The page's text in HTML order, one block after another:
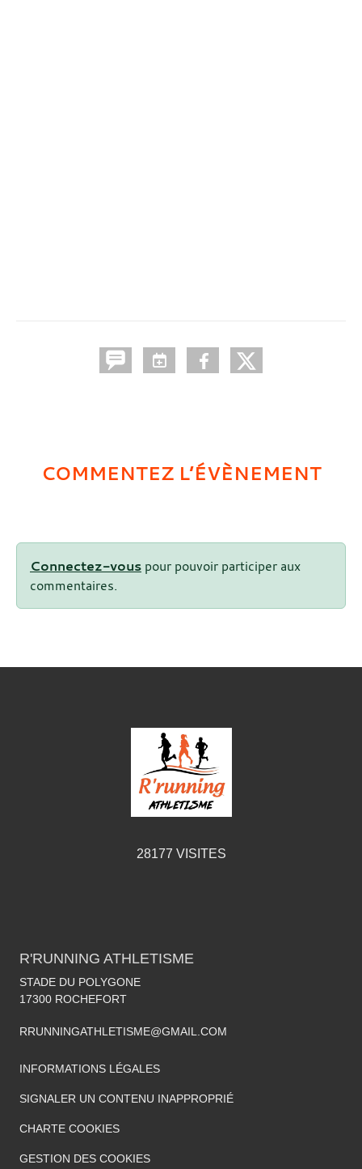
COMMENTEZ L’ÉVÈNEMENT
Connectez-vous pour pouvoir participer aux
commentaires.
28177 VISITES
R'RUNNING ATHLETISME
STADE DU POLYGONE
17300 ROCHEFORT
RRUNNINGATHLETISME@GMAIL.COM
INFORMATIONS LÉGALES
SIGNALER UN CONTENU INAPPROPRIÉ
CHARTE COOKIES
GESTION DES COOKIES